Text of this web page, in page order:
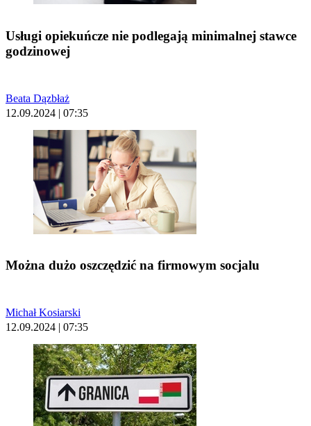
Usługi opiekuńcze nie podlegają minimalnej stawce
godzinowej
Beata Dązbłaż
12.09.2024 | 07:35
Można dużo oszczędzić na firmowym socjalu
Michał Kosiarski
12.09.2024 | 07:35